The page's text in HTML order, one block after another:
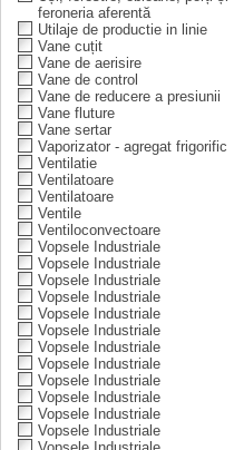
feroneria aferentă
Utilaje de productie in linie
Vane cuțit
Vane de aerisire
Vane de control
Vane de reducere a presiunii
Vane fluture
Vane sertar
Vaporizator - agregat frigorific
Ventilatie
Ventilatoare
Ventilatoare
Ventile
Ventiloconvectoare
Vopsele Industriale
Vopsele Industriale
Vopsele Industriale
Vopsele Industriale
Vopsele Industriale
Vopsele Industriale
Vopsele Industriale
Vopsele Industriale
Vopsele Industriale
Vopsele Industriale
Vopsele Industriale
Vopsele Industriale